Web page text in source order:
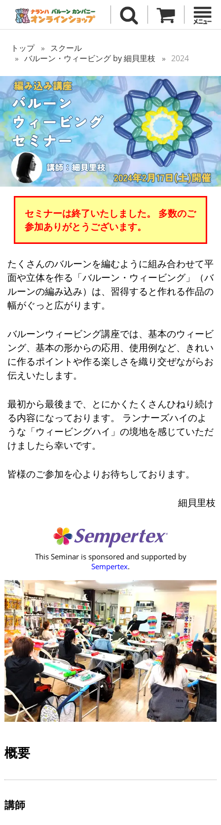
トップ
スクール
バルーン・ウィービング by 細貝里枝
2024
セミナーは終了いたしました。 多数のご
参加ありがとうございます。
たくさんのバルーンを編むように組み合わせて平
面や立体を作る「バルーン・ウィービング」（バ
ルーンの編み込み）は、習得すると作れる作品の
幅がぐっと広がります。
バルーンウィービング講座では、基本のウィービ
ング、基本の形からの応用、使用例など、きれい
に作るポイントや作る楽しさを織り交ぜながらお
伝えいたします。
最初から最後まで、とにかくたくさんひねり続け
る内容になっております。 ランナーズハイのよ
うな「ウィービングハイ」の境地を感じていただ
けましたら幸いです。
皆様のご参加を心よりお待ちしております。
細貝里枝
This Seminar is sponsored and supported by
Sempertex.
概要
講師